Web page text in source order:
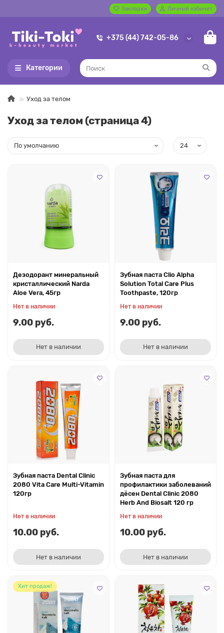
Закладки Личный кабинет
+375 (44) 742-05-86
Категории
Уход за телом
Уход за телом (страница 4)
Дезодорант минеральный
кристаллический Narda
Aloe Vera, 45гр
Нет в наличии
9.00 руб.
Нет в наличии
Зубная паста Clio Alpha
Solution Total Care Plus
Toothpaste, 120гр
Нет в наличии
9.00 руб.
Нет в наличии
Зубная паста Dental Clinic
2080 Vita Care Multi-Vitamin
120гр
Нет в наличии
10.00 руб.
Нет в наличии
Зубная паста для
профилактики заболеваний
дёсен Dental Clinic 2080
Herb And Biosalt 120 гр
Нет в наличии
10.00 руб.
Нет в наличии
Хит продаж!